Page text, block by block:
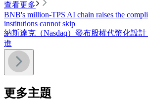
查看更多
BNB's million-TPS AI chain raises the
institutions cannot skip
納斯達克（Nasdaq）發布股權代幣化設
進
更多主題